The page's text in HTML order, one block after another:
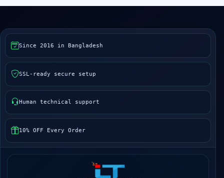
Since 2016 in Bangladesh
SSL-ready secure setup
Human technical support
10% OFF Every Order